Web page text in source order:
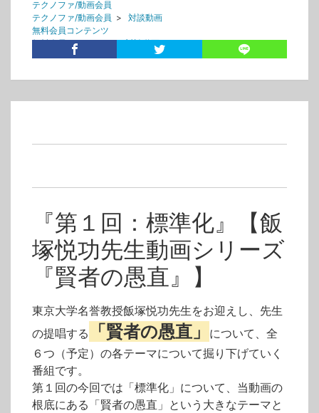
テクノファ/動画会員
テクノファ/動画会員 > 対談動画
無料会員コンテンツ
無料会員コンテンツ>対談動画
飯塚悦功 賢者の愚直 平林良人 品質管理
『第１回：標準化』【飯
塚悦功先生動画シリーズ
『賢者の愚直』】
東京大学名誉教授飯塚悦功先生をお迎えし、先生
の提唱する
「賢者の愚直」
について、全
６つ（予定）の各テーマについて掘り下げていく
番組です。
第１回の今回では「標準化」について、当動画の
根底にある「賢者の愚直」という大きなテーマと